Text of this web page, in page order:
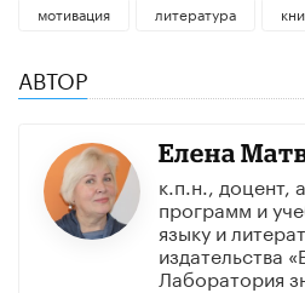
мотивация
литература
АВТОР
Елена
к.п.н., доцент,
программ и
языку и
издательства
Лаборатория